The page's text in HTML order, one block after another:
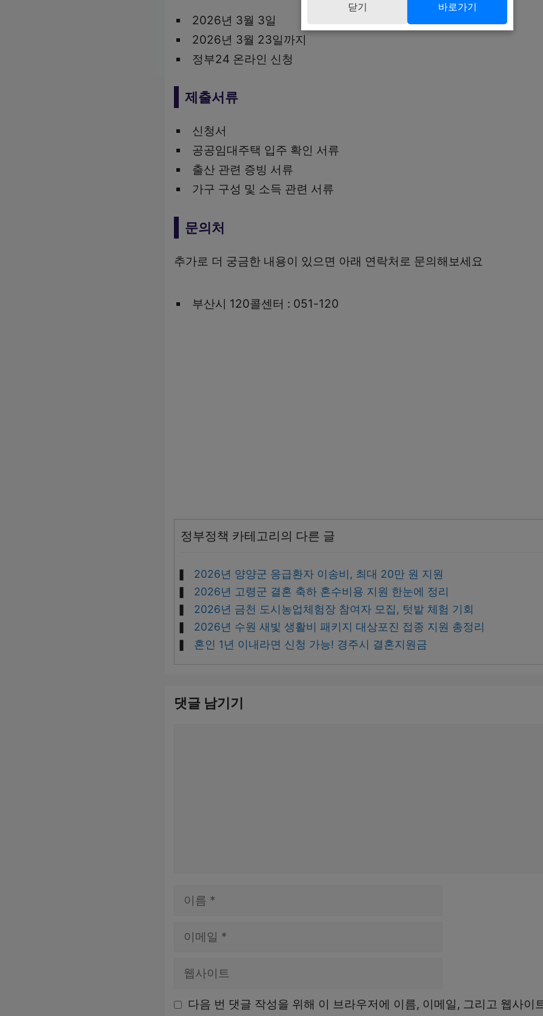
2026년 3월 3일
2026년 3월 23일까지
정부24 온라인 신청
제출서류
신청서
공공임대주택 입주 확인 서류
출산 관련 증빙 서류
가구 구성 및 소득 관련 서류
문의처
추가로 더 궁금한 내용이 있으면 아래 연락처로 문의해보세요
부산시 120콜센터 : 051-120
정부정책 카테고리의 다른 글
2026년 양양군 응급환자 이송비, 최대 20만 원 지원
2026년 고령군 결혼 축하 혼수비용 지원 한눈에 정리
2026년 금천 도시농업체험장 참여자 모집, 텃밭 체험 기회
2026년 수원 새빛 생활비 패키지 대상포진 접종 지원 총정리
혼인 1년 이내라면 신청 가능! 경주시 결혼지원금
댓글 남기기
일
이 다음 번 댓글 작성을 위해 이 브라우저에 이름, 이메일, 그리고 웹사이
닫기 바로가기